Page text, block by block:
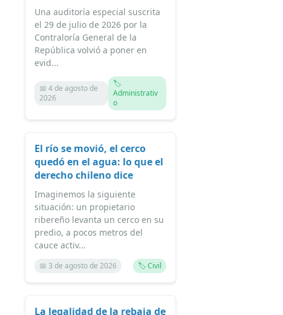
Una auditoría especial suscrita
el 29 de julio de 2026 por la
Contraloría General de la
República volvió a poner en
evid...
📅 4 de agosto de
2026
🏷️
Administrativ
o
El río se movió, el cerco
quedó en el agua: lo que el
derecho chileno dice
Imaginemos la siguiente
situación: un propietario
ribereño levanta un cerco en su
predio, a pocos metros del
cauce activ...
📅 3 de agosto de 2026 🏷️ Civil
La legalidad de la rebaja de